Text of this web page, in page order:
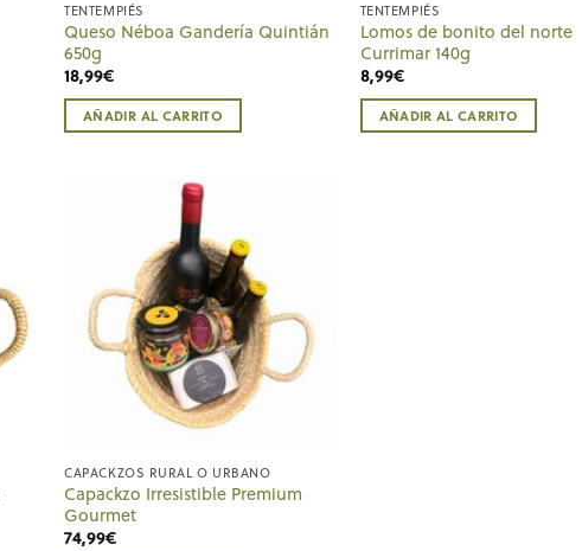
TENTEMPIÉS
Queso Néboa Gandería Quintián
650g
18,99€
AÑADIR AL CARRITO
TENTEMPIÉS
Lomos de bonito del norte
Currimar 140g
8,99€
AÑADIR AL CARRITO
CAPACKZOS RURAL O URBANO
Capackzo Irresistible Premium
Gourmet
74,99€